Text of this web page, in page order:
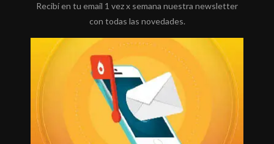
Recibí en tu email 1 vez x semana nuestra newsletter
con todas las novedades.